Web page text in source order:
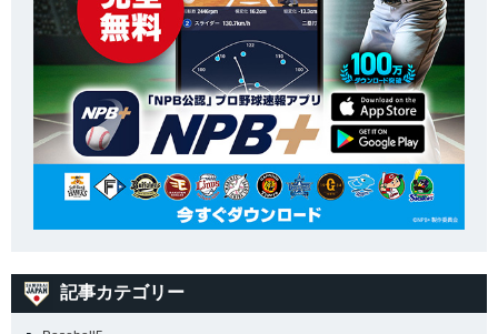
記事カテゴリー